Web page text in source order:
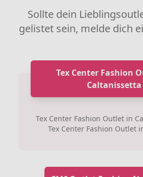
Sollte dein
gelistet sein, melde dich
Tex Center Fashion
Caltanissetta
Tex Center Fashion Outlet in
Tex Center Fashion Outlet